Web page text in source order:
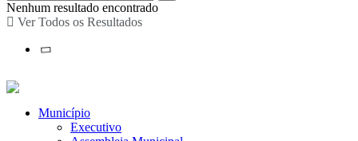
Nenhum resultado encontrado
Ver Todos os Resultados
Município
Executivo